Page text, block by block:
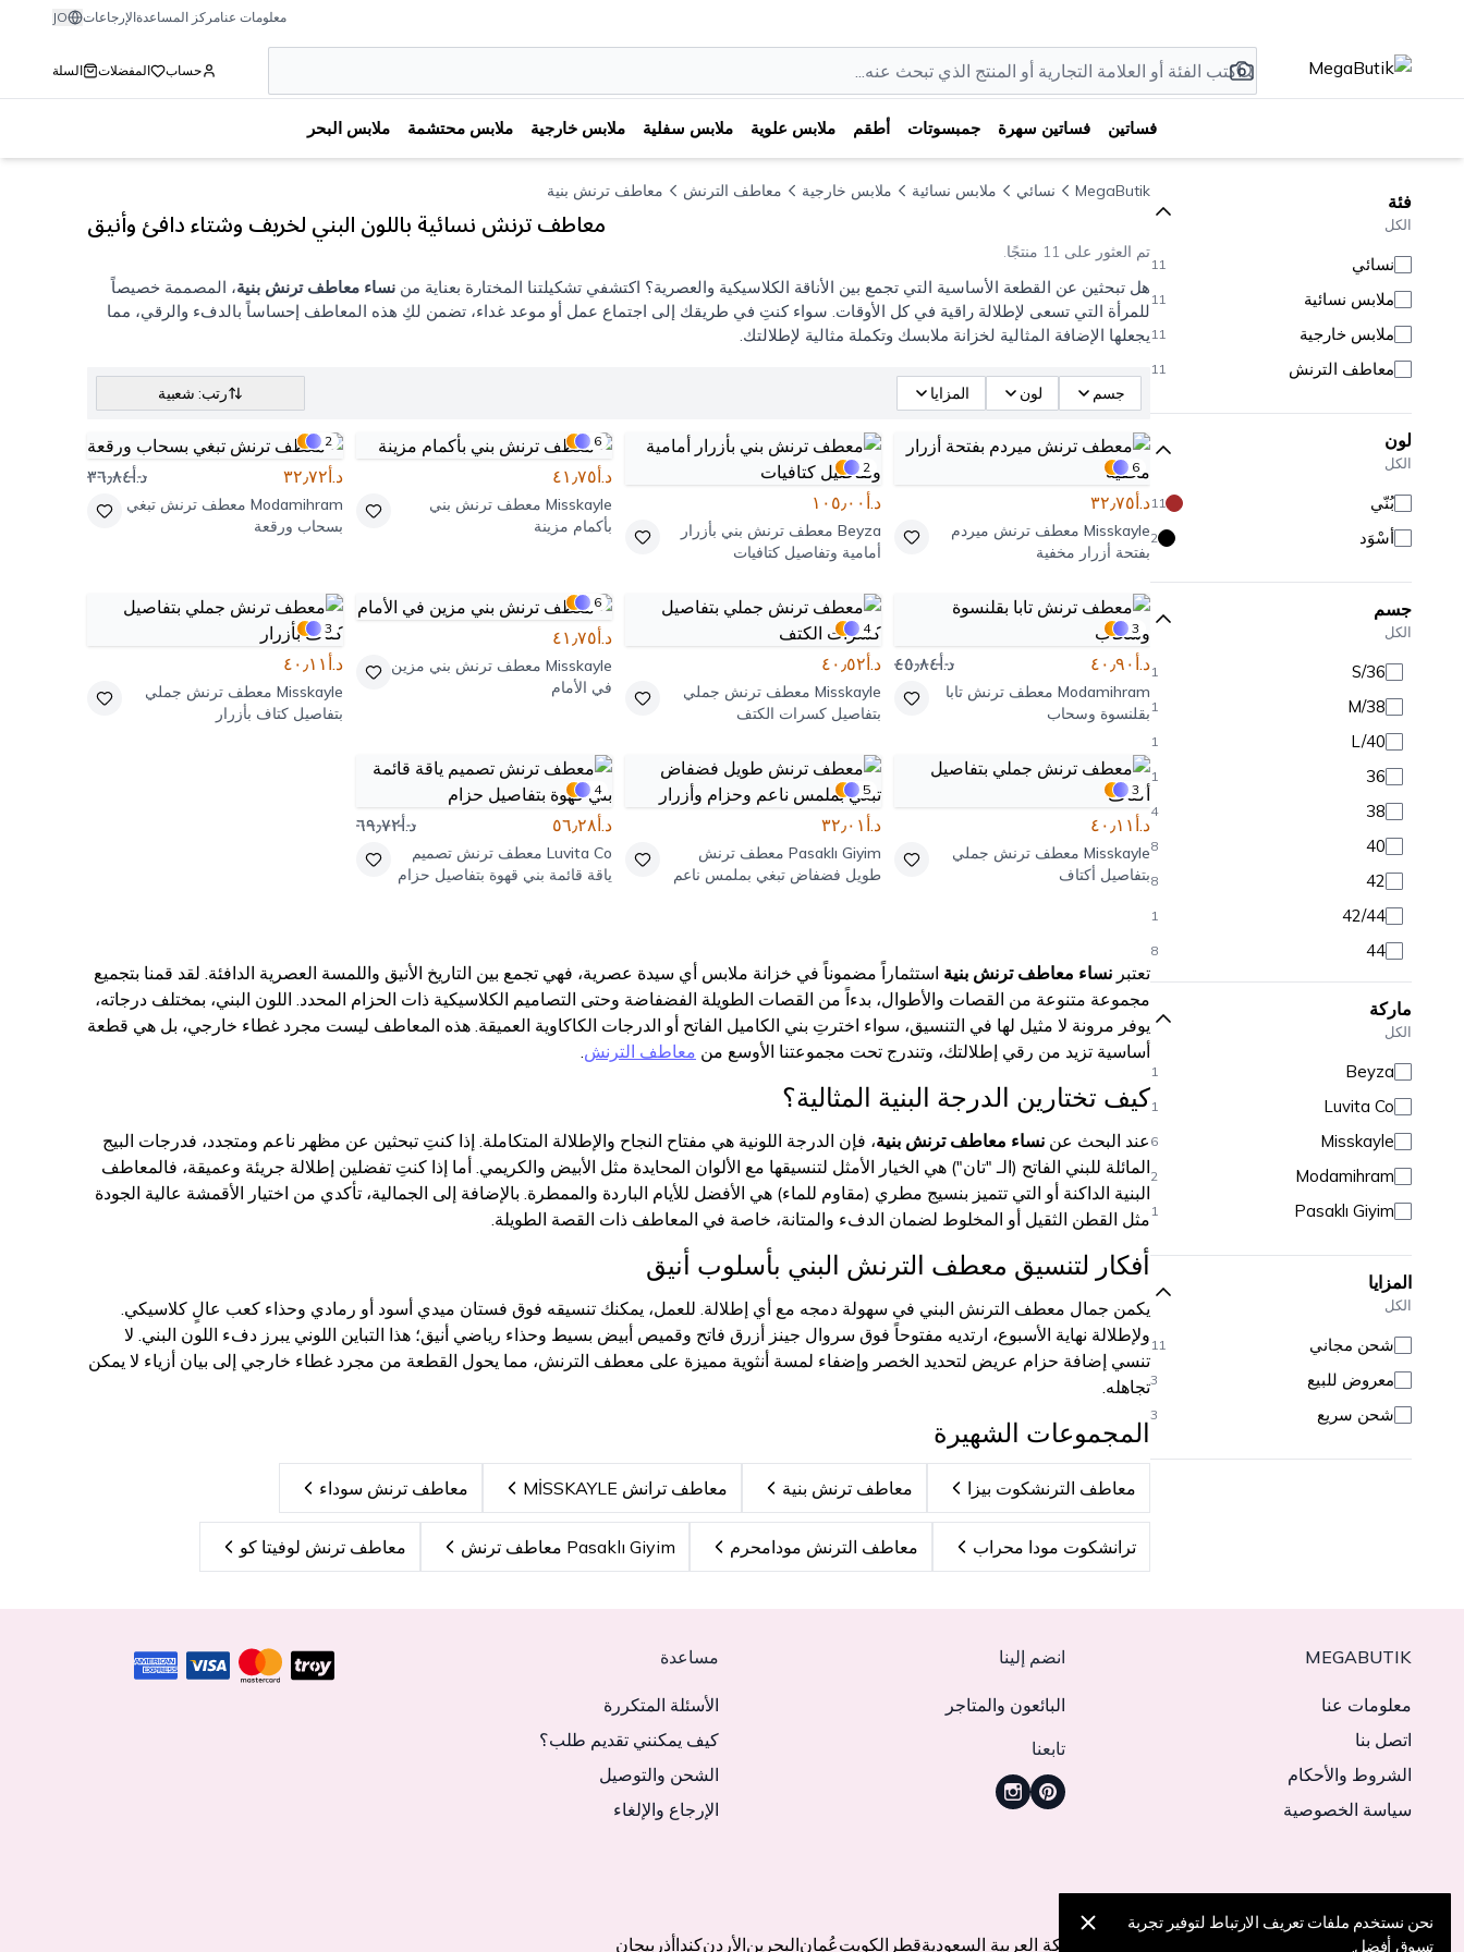
معلومات عنامركز المساعدةالإرجاعات JO
حساب المفضلات السلة
فساتين فساتين سهرة جمبسوتات أطقم ملابس علوية ملابس سفلية ملابس خارجية ملابس محتشمة ملابس البحر
فئة
الكل
نسائي 11
ملابس نسائية 11
ملابس خارجية 11
معاطف الترنش 11
لون
الكل
بُنّي 11
أَسْوَد 2
جسم
الكل
S/36
1
M/38
1
L/40
1
36
1
38
4
40
8
42
8
42/44
1
44
8
46
7
46/48
1
ماركة
الكل
Beyza
1
Luvita Co
1
Misskayle
6
Modamihram
2
Pasaklı Giyim
1
المزايا
الكل
شحن مجاني 11
معروض للبيع 3
شحن سريع 3
MegaButik نسائي ملابس نسائية ملابس خارجية معاطف الترنش معاطف ترنش بنية
معاطف ترنش نسائية باللون البني لخريف وشتاء دافئ وأنيق
تم العثور على 11 منتجًا.
هل تبحثين عن القطعة الأساسية التي تجمع بين الأناقة الكلاسيكية والعصرية؟ اكتشفي تشكيلتنا المختارة بعناية من نساء معاطف ترنش بنية، المصممة خصيصاً
للمرأة التي تسعى لإطلالة راقية في كل الأوقات. سواء كنتِ في طريقك إلى اجتماع عمل أو موعد غداء، تضمن لكِ هذه المعاطف إحساساً بالدفء والرقي، مما
يجعلها الإضافة المثالية لخزانة ملابسك وتكملة مثالية لإطلالتك.
جسم لون المزايا رتب: شعبية
6
د.أ٣٢٫٧٥
Misskayle معطف ترنش ميردم
بفتحة أزرار مخفية
2
د.أ١٠٥٫٠٠
Beyza معطف ترنش بني بأزرار
أمامية وتفاصيل كتافيات
6
د.أ٤١٫٧٥
Misskayle معطف ترنش بني
بأكمام مزينة
2
د.أ٣٢٫٧٢ د.أ٣٦٫٨٤
Modamihram معطف ترنش تبغي
بسحاب ورقعة
3
د.أ٤٠٫٩٠ د.أ٤٥٫٨٤
Modamihram معطف ترنش تابا
بقلنسوة وسحاب
4
د.أ٤٠٫٥٢
Misskayle معطف ترنش جملي
بتفاصيل كسرات الكتف
6
د.أ٤١٫٧٥
Misskayle معطف ترنش بني مزين
في الأمام
3
د.أ٤٠٫١١
Misskayle معطف ترنش جملي
بتفاصيل كتاف بأزرار
3
د.أ٤٠٫١١
Misskayle معطف ترنش جملي
بتفاصيل أكتاف
5
د.أ٣٢٫٠١
Pasaklı Giyim معطف ترنش
طويل فضفاض تبغي بملمس ناعم
4
د.أ٥٦٫٢٨ د.أ٦٩٫٧٢
Luvita Co معطف ترنش تصميم
ياقة قائمة بني قهوة بتفاصيل حزام
تعتبر نساء معاطف ترنش بنية استثماراً مضموناً في خزانة ملابس أي سيدة عصرية، فهي تجمع بين التاريخ الأنيق واللمسة العصرية الدافئة. لقد قمنا بتجميع
مجموعة متنوعة من القصات والأطوال، بدءاً من القصات الطويلة الفضفاضة وحتى التصاميم الكلاسيكية ذات الحزام المحدد. اللون البني، بمختلف درجاته،
يوفر مرونة لا مثيل لها في التنسيق، سواء اخترتِ بني الكاميل الفاتح أو الدرجات الكاكاوية العميقة. هذه المعاطف ليست مجرد غطاء خارجي، بل هي قطعة
أساسية تزيد من رقي إطلالتك، وتندرج تحت مجموعتنا الأوسع من معاطف الترنش.
كيف تختارين الدرجة البنية المثالية؟
عند البحث عن نساء معاطف ترنش بنية، فإن الدرجة اللونية هي مفتاح النجاح والإطلالة المتكاملة. إذا كنتِ تبحثين عن مظهر ناعم ومتجدد، فدرجات البيج
المائلة للبني الفاتح (الـ "تان") هي الخيار الأمثل لتنسيقها مع الألوان المحايدة مثل الأبيض والكريمي. أما إذا كنتِ تفضلين إطلالة جريئة وعميقة، فالمعاطف
البنية الداكنة أو التي تتميز بنسيج مطري (مقاوم للماء) هي الأفضل للأيام الباردة والممطرة. بالإضافة إلى الجمالية، تأكدي من اختيار الأقمشة عالية الجودة
مثل القطن الثقيل أو المخلوط لضمان الدفء والمتانة، خاصة في المعاطف ذات القصة الطويلة.
أفكار لتنسيق معطف الترنش البني بأسلوب أنيق
يكمن جمال معطف الترنش البني في سهولة دمجه مع أي إطلالة. للعمل، يمكنك تنسيقه فوق فستان ميدي أسود أو رمادي وحذاء كعب عالٍ كلاسيكي.
ولإطلالة نهاية الأسبوع، ارتديه مفتوحاً فوق سروال جينز أزرق فاتح وقميص أبيض بسيط وحذاء رياضي أنيق؛ هذا التباين اللوني يبرز دفء اللون البني. لا
تنسي إضافة حزام عريض لتحديد الخصر وإضفاء لمسة أنثوية مميزة على معطف الترنش، مما يحول القطعة من مجرد غطاء خارجي إلى بيان أزياء لا يمكن
تجاهله.
المجموعات الشهيرة
معاطف الترنشكوت بيزا معاطف ترنش بنية معاطف ترانش MİSSKAYLE معاطف ترنش سوداء
ترانشكوت مودا محراب معاطف الترنش مودامحرم Pasaklı Giyim معاطف ترنش معاطف ترنش لوفيتا كو
MEGABUTIK
معلومات عنا
اتصل بنا
الشروط والأحكام
سياسة الخصوصية
انضم إلينا
البائعون والمتاجر
تابعنا
مساعدة
الأسئلة المتكررة
كيف يمكنني تقديم طلب؟
الشحن والتوصيل
الإرجاع والإلغاء
نحن نقوم حاليًا بالتسليم إلى 11 دولة
تركياالولايات المتحدة المملكة العربية السعوديةقطر الكويتعُمانالبحرينالأردنكنداأذربيجان
نحن نستخدم ملفات تعريف الارتباط لتوفير تجربة
تسوق أفضل.